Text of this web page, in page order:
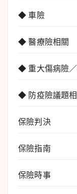
◆ 車險
◆ 醫療險相關
◆ 重大傷病險
◆ 防疫險議題
保險判決
保險指南
保險時事